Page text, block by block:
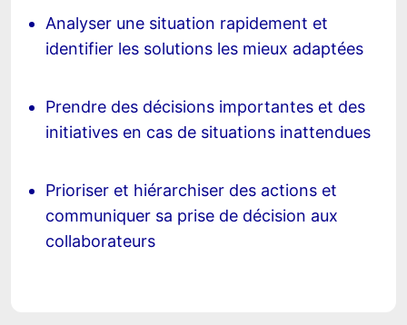
Analyser une situation rapidement et
identifier les solutions les mieux adaptées
Prendre des décisions importantes et des
initiatives en cas de situations inattendues
Prioriser et hiérarchiser des actions et
communiquer sa prise de décision aux
collaborateurs